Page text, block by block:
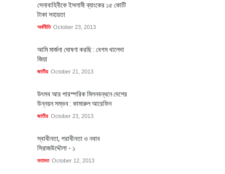
সেনাবাহিনীকে ইসলামী ব্যাংকের ১৫ কোটি
টাকা সহায়তা
অর্থনীতি October 23, 2013
আমি মার্জনা ঘোষণা করছি : বেগম খালেদা
জিয়া
জাতীয় October 21, 2013
উৎসব আর পারস্পরিক মিলনবন্ধনে দেশের
উন্নয়ন সম্ভব : কামারুল আরেফিন
জাতীয় October 23, 2013
স্বাধীনতা, পরাধীনতা ও নবাব
সিরাজউদ্দৌলা - ১
মতামত October 12, 2013